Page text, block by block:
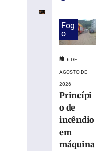
especial
para
celebrar
anos
Fog
o
6 DE
AGOSTO DE
2026
Princípi
o de
incêndio
em
máquina